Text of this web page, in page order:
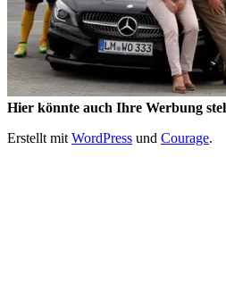
Hier könnte auch Ihre Werbung
Erstellt mit WordPress und Courage.